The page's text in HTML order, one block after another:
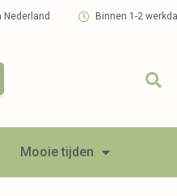
Nederland Binnen 1-2
Mooie tijden